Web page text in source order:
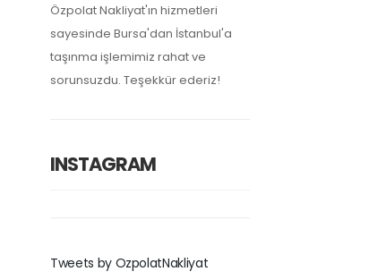
Özpolat Nakliyat'ın hizmetleri
sayesinde Bursa'dan İstanbul'a
taşınma işlemimiz rahat ve
sorunsuzdu. Teşekkür ederiz!
INSTAGRAM
Tweets by OzpolatNakliyat